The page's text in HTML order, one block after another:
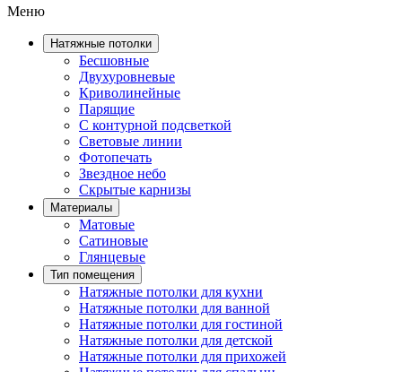
Меню
Натяжные потолки
Бесшовные
Двухуровневые
Криволинейные
Парящие
С контурной подсветкой
Световые линии
Фотопечать
Звездное небо
Скрытые карнизы
Материалы
Матовые
Сатиновые
Глянцевые
Тип помещения
Натяжные потолки для кухни
Натяжные потолки для ванной
Натяжные потолки для гостиной
Натяжные потолки для детской
Натяжные потолки для прихожей